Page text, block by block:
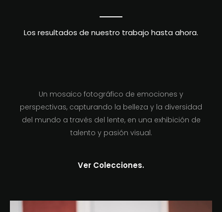
Los resultados de nuestro trabajo hasta ahora.
Un mosaico fotográfico de emociones y
perspectivas, capturando la belleza y la diversidad
del mundo a través del lente, en una exhibición de
talento y pasión visual.
Ver Colecciones.